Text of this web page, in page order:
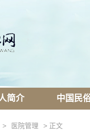
简介 中国民
> 医院管理 > 正文